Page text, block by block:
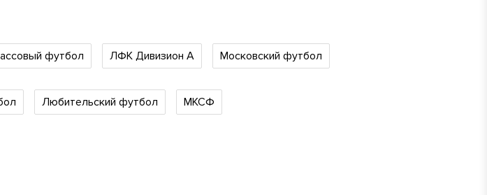
футбол ЛФК Дивизион А Московский футбол
Любительский футбол МКСФ